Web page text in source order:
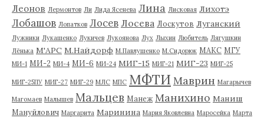
Леонов Лермонтов Ли Лида Ясенева Лина Лисковая Лихотэ
Лобашов Лопатков Лосев Лосева Лоскутов Луганский
Лужники Лукашенко Лукичев Лукоянова Лух Лыхин Любитель Лягушкин
Лёнька М'АРС М.Найдорф М.Павлушенко М.Сидорюк МАКС МГУ
МИ-1 МИ-2 МИ-4 МИ-6 МИ-24 МИГ-15 МИГ-21 МИГ-23 МИГ-25
МИГ-25ПУ МИГ-27 МИГ-29 МЛС МПС МФТИ Маврин Магарычев
Магомаев Малышев Мальцев Манеж Манихино Маниш
Мануйлович Маргарита Маринина Мария Яковлевна Маросейка Марта